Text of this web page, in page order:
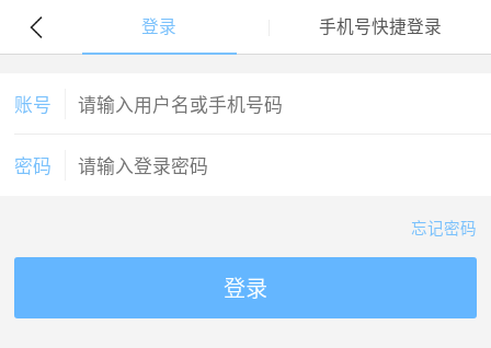
登录 手机号快捷登录
账号
密码
忘记密码
登录